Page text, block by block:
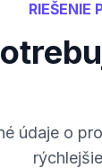
RIEŠENIE
údaje o